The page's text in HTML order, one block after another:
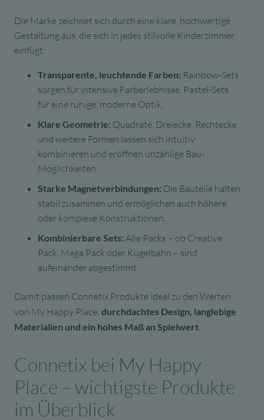
Die Marke zeichnet sich durch eine klare, hochwertige
Gestaltung aus, die sich in jedes stilvolle Kinderzimmer
einfügt:
Transparente, leuchtende Farben: Rainbow-Sets
sorgen für intensive Farberlebnisse, Pastel-Sets
für eine ruhige, moderne Optik.
Klare Geometrie: Quadrate, Dreiecke, Rechtecke
und weitere Formen lassen sich intuitiv
kombinieren und eröffnen unzählige Bau-
Möglichkeiten.
Starke Magnetverbindungen: Die Bauteile halten
stabil zusammen und ermöglichen auch höhere
oder komplexe Konstruktionen.
Kombinierbare Sets: Alle Packs – ob Creative
Pack, Mega Pack oder Kugelbahn – sind
aufeinander abgestimmt.
Damit passen Connetix Produkte ideal zu den Werten
von My Happy Place: durchdachtes Design, langlebige
Materialien und ein hohes Maß an Spielwert
Connetix bei My Happy
Place – wichtigste Produkte
im Überblick